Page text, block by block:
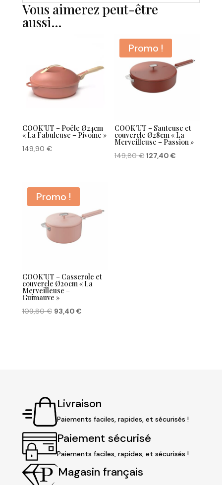
Vous aimerez peut-être
aussi…
COOK’UT – Poêle Ø24cm
« La Fabuleuse – Pivoine »
149,90 €
Promo !
COOK’UT – Sauteuse et
couvercle Ø28cm « La
Merveilleuse – Passion »
149,80€ Le
127,40€
Promo !
COOK’UT – Casserole et
couvercle Ø20cm « La
Merveilleuse –
Guimauve »
109,80€ Le
93,40 €Le
Livraison
Paiements faciles, rapides, et sécurisés !
Paiement sécurisé
Paiements faciles, rapides, et sécurisés !
Magasin français